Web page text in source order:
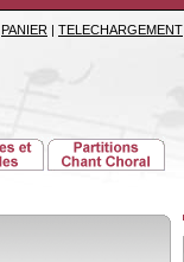
PANIER | TELECHARGEMENT